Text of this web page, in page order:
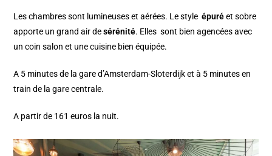
Les chambres sont lumineuses et aérées. Le styleépuréet sobre
apporte un grand air desérénité. Elles sont bien agencées avec
un coin salon et une cuisine bien équipée.
A 5 minutes de la gare d’Amsterdam-Sloterdijk et à 5 minutes en
train de la gare centrale.
A partir de 161 euros la nuit.